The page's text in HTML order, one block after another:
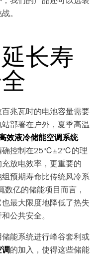
。
长寿
兆瓦时的电池容量需要
部署在户外，夏季高温
效液冷储能空调系统
确控制在25℃±2℃的理
放电效率，更重要的
预期寿命比传统风冷系
亿的储能项目而言，
最大限度地降低了热失
公共安全。
能系统进行峰谷套利或
的加入，使得这些储能